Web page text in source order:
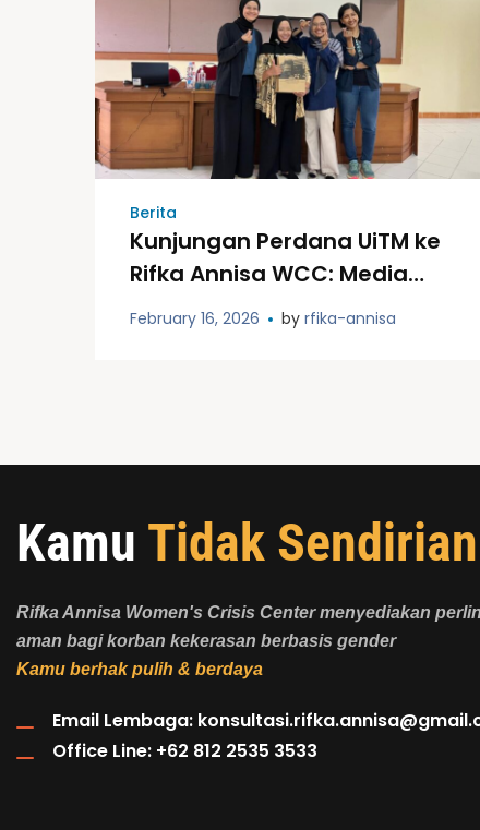
Berita
Kunjungan Perdana UiTM ke
Rifka Annisa WCC: Media
Sosial, Kesehatan Mental,
February 16, 2026 by rfika-annisa
Kamu Tidak Sendirian
Rifka Annisa Women's Crisis Center menyediakan
aman bagi korban kekerasan berbasis gender
Kamu berhak pulih & berdaya
Email Lembaga:
Office Line: +62 812 2535 3533